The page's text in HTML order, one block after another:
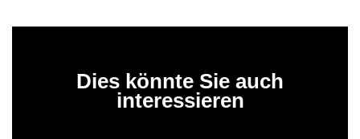
Dies könnte Sie auch
interessieren